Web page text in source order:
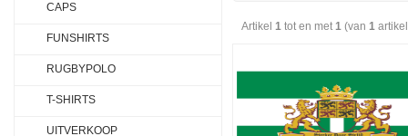
Artikel 1 tot en met1 (van 1
CAPS
FUNSHIRTS
RUGBYPOLO
T-SHIRTS
UITVERKOOP